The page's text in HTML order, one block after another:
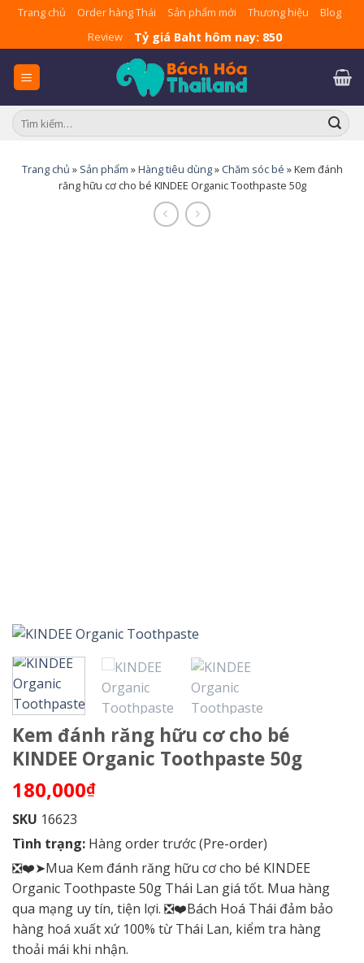
Skip
content
Trang chủ Order hàng Thái Sản phẩm mới Thương hiệu
Blog
Review
Tỷ giá Baht hôm nay: 850
Tìm
kiếm:
Trang chủ » Sản phẩm »Hàng tiêu dùng» Chăm sóc bé »Kem đánh
răng hữu cơ cho bé KINDEE Organic Toothpaste 50g
Kem đánh răng hữu cơ cho bé
KINDEE Organic Toothpaste 50g
180,000₫
SKU 16623
Tình trạng: Hàng order trước (Pre-order)
❎❤️➤Mua Kem đánh răng hữu cơ cho bé KINDEE
Organic Toothpaste 50g Thái Lan giá tốt. Mua hàng
qua mạng uy tín, tiện lợi. ❎❤️Bách Hoá Thái đảm bảo
hàng hoá xuất xứ 100% từ Thái Lan, kiểm tra hàng
thoải mái khi nhận.